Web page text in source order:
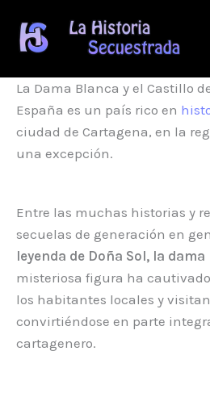
contenido
La Dama Blanca y el Castillo
España es un país rico en
ciudad de Cartagena, en la
una excepción.
Entre las muchas historias y
secuelas de generación en
leyenda de Doña Sol, la
misteriosa figura ha
los habitantes locales y
convirtiéndose en parte
cartagenero.